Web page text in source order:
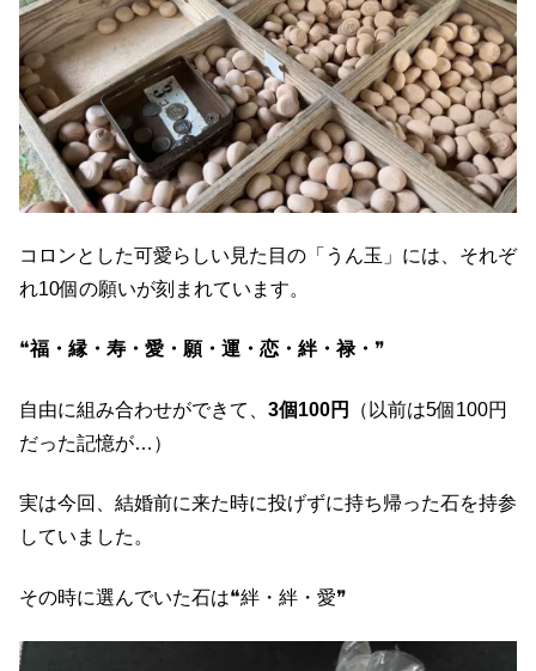
コロンとした可愛らしい見た目の「うん玉」には、それぞ
れ10個の願いが刻まれています。
❝福・縁・寿・愛・願・運・恋・絆・禄・ ❞
自由に組み合わせができて、 3個100円
（以前は5個100円
だった記憶が…）
実は今回、結婚前に来た時に投げずに持ち帰った石を持参
していました。
その時に選んでいた石は❝絆・絆・愛❞